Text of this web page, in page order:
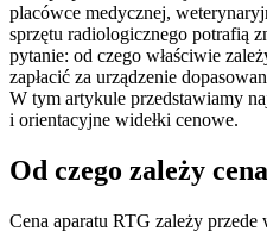
placówce medycznej,
sprzętu radiologicznego potrafią
pytanie: od czego właściwie
zapłacić za urządzenie
W tym artykule przedstawiamy
i orientacyjne widełki cenowe.
Od czego zależy
Cena aparatu RTG zależy